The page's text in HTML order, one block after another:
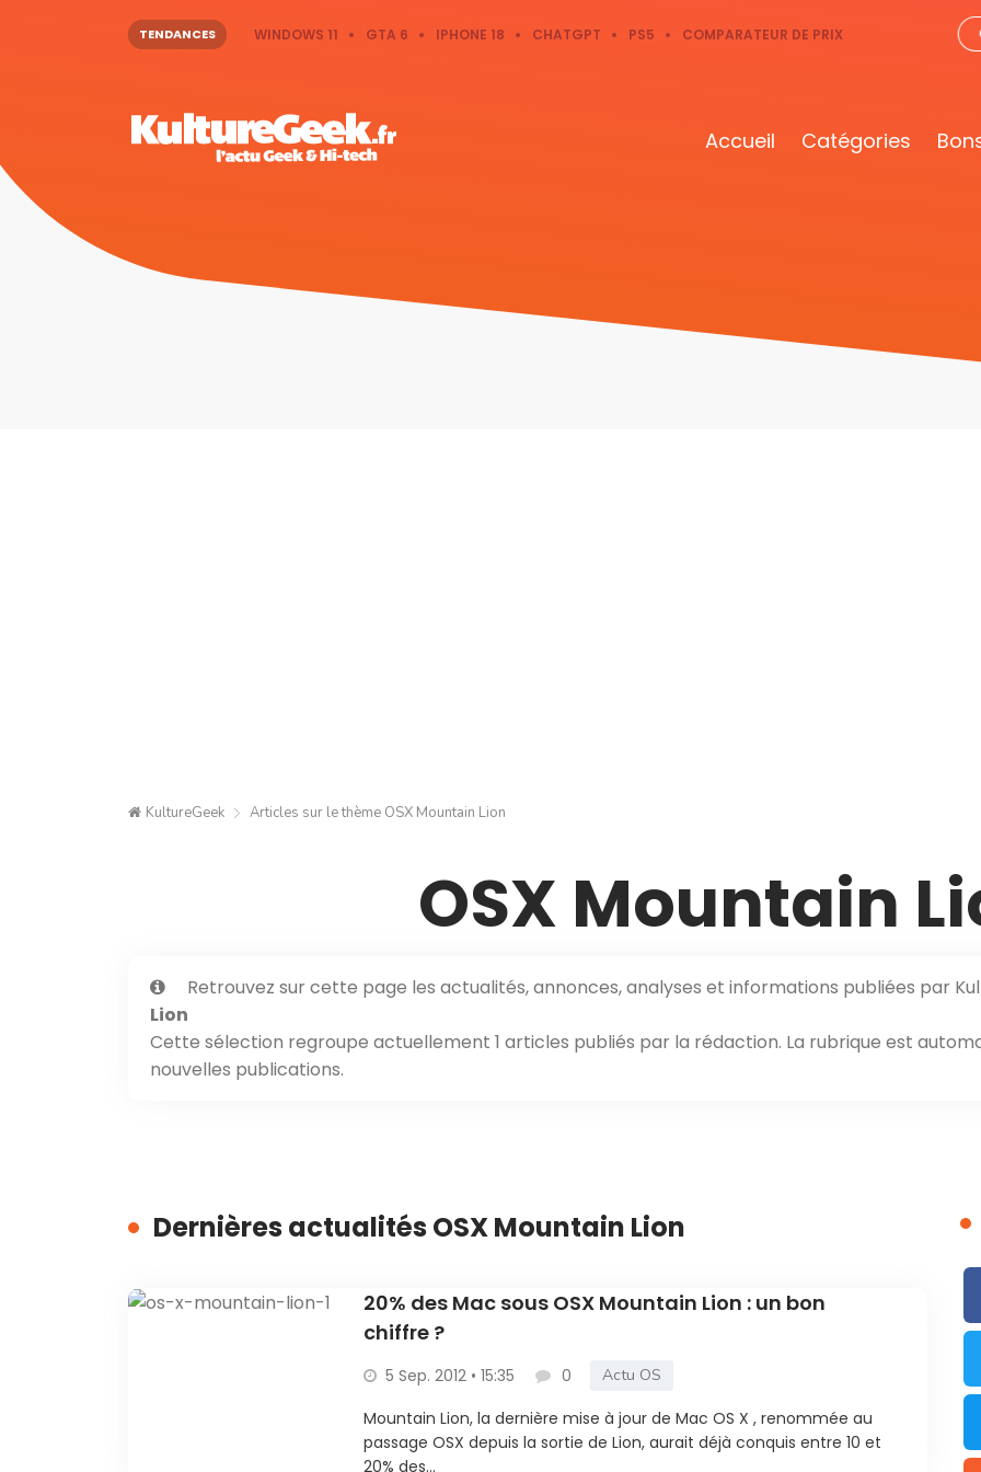
TENDANCES WINDOWS 11 GTA 6 IPHONE 18 CHATGPT PS5 COMPARATEUR DE PRIX
Accueil Catégories
KultureGeek Articles sur le thème OSX Mountain Lion
OSX Mountain
Retrouvez sur cette page les actualités, annonces, analyses et informations publiées par
Lion
Cette sélection regroupe actuellement 1 articles publiés par la rédaction. La rubrique est
nouvelles publications.
Dernières actualités OSX Mountain Lion
20% des Mac sous OSX Mountain Lion : un bon
chiffre ?
5 Sep. 2012 • 15:35 0 Actu OS
Mountain Lion, la dernière mise à jour de Mac OS X , renommée au
passage OSX depuis la sortie de Lion, aurait déjà conquis entre 10 et
20% des...